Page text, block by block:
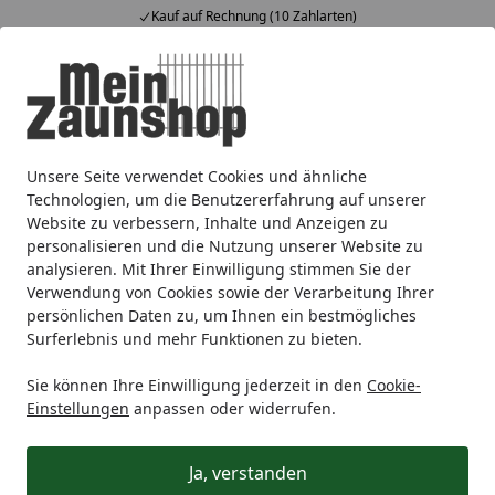
Unsere Seite verwendet Cookies und ähnliche
Technologien, um die Benutzererfahrung auf unserer
Website zu verbessern, Inhalte und Anzeigen zu
personalisieren und die Nutzung unserer Website zu
analysieren. Mit Ihrer Einwilligung stimmen Sie der
Verwendung von Cookies sowie der Verarbeitung Ihrer
persönlichen Daten zu, um Ihnen ein bestmögliches
Surferlebnis und mehr Funktionen zu bieten.
Sie können Ihre Einwilligung jederzeit in den Cookie-
Einstellungen anpassen oder widerrufen.
Ja, verstanden
Kauf auf Rechnung (10 Zahlarten)
Alle Produkte
Mein Konto
Suchen
Startseite
Sichtschutz Holz T&J T&J DIAGONAL
T&J DIAGONAL
Ihre Artikelübersicht
Kategorien
Filter / Sortierung